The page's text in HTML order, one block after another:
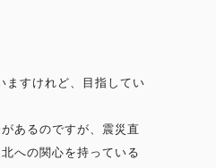
ますけれど、目指してい
あるのですが、震災直
への関心を持っている